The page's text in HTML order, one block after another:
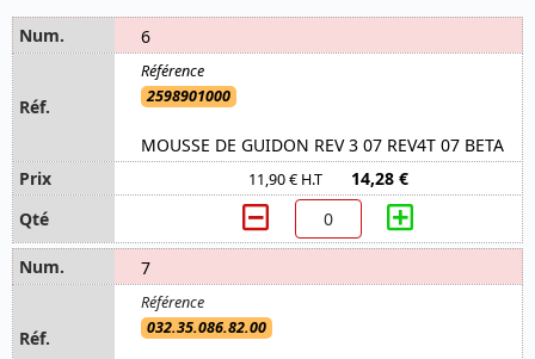
6
2598901000
MOUSSE DE GUIDON REV 3 07 REV4T 07 BETA
11,90 € H.T 14,28 €
7
032.35.086.82.00